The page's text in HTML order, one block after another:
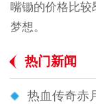
嘴锄的价格比较
梦想。
热门新闻
热血传奇赤